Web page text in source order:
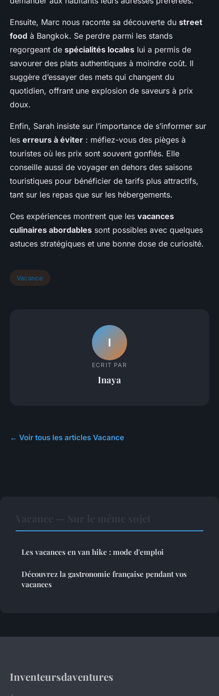
Ensuite, Marc nous raconte sa découverte du street
food à Bangkok. Se perdre parmi les stands
regorgeant de spécialités locales lui a permis de
savourer des plats authentiques à moindre coût. Il
suggère d’essayer des mets qui changent du
quotidien, offrant une explosion de saveurs à prix
doux.
Enfin, Sarah insiste sur l’importance de s’informer sur
les erreurs à éviter : méfiez-vous des pièges à
touristes où les prix sont souvent gonflés. Elle
conseille aussi de voyager en dehors des saisons
touristiques pour bénéficier de tarifs plus attractifs,
tant sur les repas que sur les hébergements.
Ces expériences montrent que les vacances
culinaires abordables sont possibles avec quelques
astuces stratégiques et une bonne dose de curiosité.
Vacance
I
ECRIT PAR
Inaya
← Voir tous les articles Vacance
Les vacances en van hike : mode d'emploi
Découvrez la gastronomie française pendant vos
vacances
Inventeursdaventures